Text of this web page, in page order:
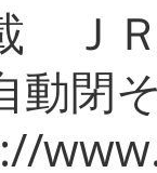
Ｊ
動閉